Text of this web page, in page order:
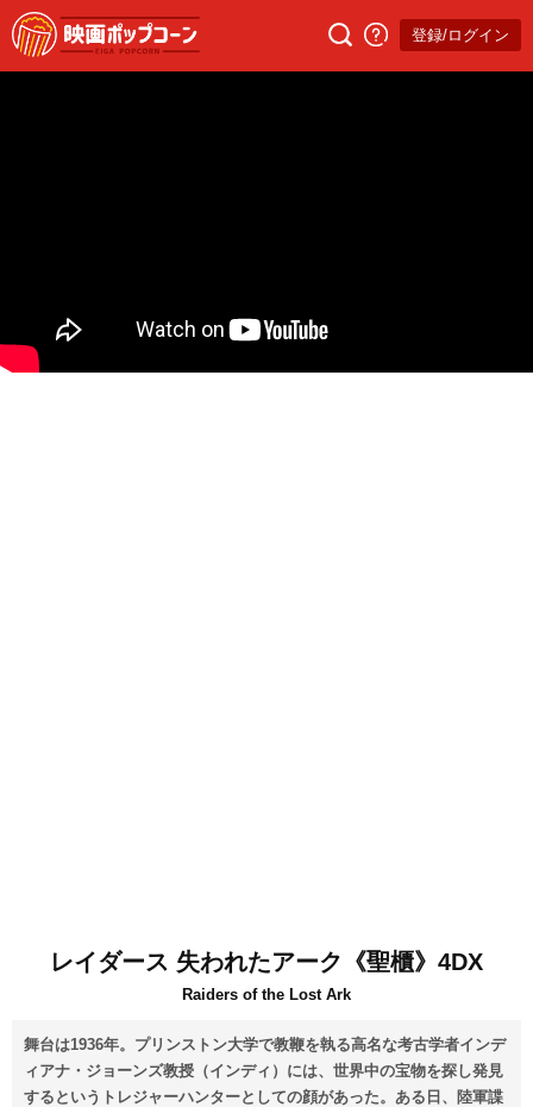
登録/ログイン
レイダース 失われたアーク《聖櫃》4DX
Raiders of the Lost Ark
舞台は1936年。プリンストン大学で教鞭を執る高名な考古学者インデ
ィアナ・ジョーンズ教授（インディ）には、世界中の宝物を探し発見
するというトレジャーハンターとしての顔があった。ある日、陸軍諜